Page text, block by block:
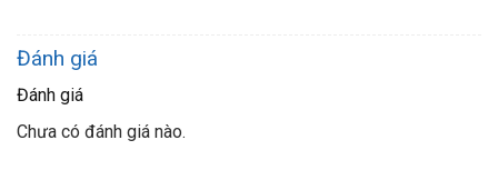
Đánh giá
Đánh giá
Chưa có đánh giá nào.